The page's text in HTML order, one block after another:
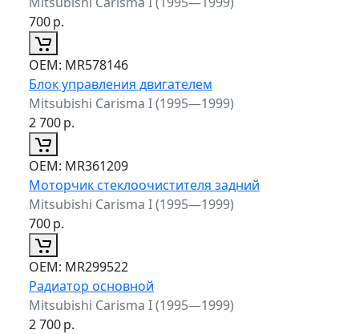
700р.
ОЕМ: MR578146
Блок управления двигателем
Mitsubishi Carisma I (1995—1999)
2 700р.
ОЕМ: MR361209
Моторчик стеклоочистителя задний
Mitsubishi Carisma I (1995—1999)
700р.
ОЕМ: MR299522
Радиатор основной
Mitsubishi Carisma I (1995—1999)
2 700р.